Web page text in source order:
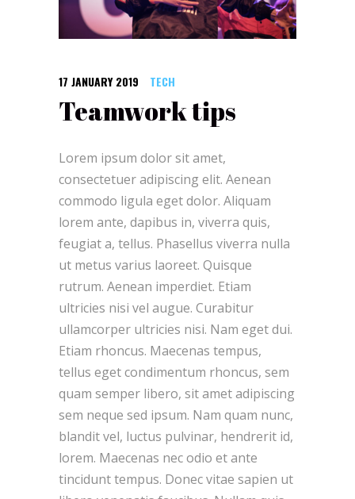
17 JANUARY 2019 TECH
Teamwork tips
Lorem ipsum dolor sit amet,
consectetuer adipiscing elit. Aenean
commodo ligula eget dolor. Aliquam
lorem ante, dapibus in, viverra quis,
feugiat a, tellus. Phasellus viverra nulla
ut metus varius laoreet. Quisque
rutrum. Aenean imperdiet. Etiam
ultricies nisi vel augue. Curabitur
ullamcorper ultricies nisi. Nam eget dui.
Etiam rhoncus. Maecenas tempus,
tellus eget condimentum rhoncus, sem
quam semper libero, sit amet adipiscing
sem neque sed ipsum. Nam quam nunc,
blandit vel, luctus pulvinar, hendrerit id,
lorem. Maecenas nec odio et ante
tincidunt tempus. Donec vitae sapien ut